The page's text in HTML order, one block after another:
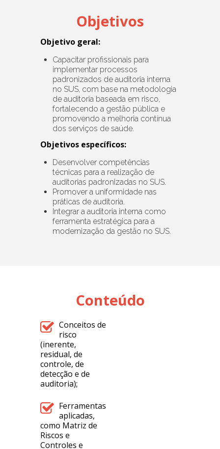
Objetivos
Objetivo geral:
Capacitar profissionais para
implementar processos
padronizados de auditoria interna
no SUS, com base na metodologia
de auditoria baseada em risco,
fortalecendo a gestão pública e
promovendo a melhoria contínua
dos serviços de saúde.
Objetivos específicos:
Desenvolver competências
técnicas para a realização de
auditorias padronizadas no SUS.
Promover a uniformidade nas
práticas de auditoria.
Integrar a auditoria interna como
ferramenta estratégica para a
modernização da gestão no SUS.
Conteúdo
Conceitos de
risco
(inerente,
residual, de
controle, de
detecção e de
auditoria);
Ferramentas
aplicadas,
como Matriz de
Riscos e
Controles e